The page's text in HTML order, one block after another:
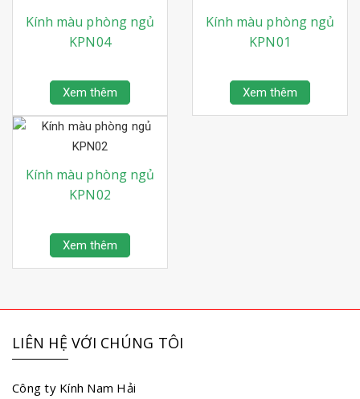
Kính màu phòng ngủ
KPN04
Xem thêm
Kính màu phòng ngủ
KPN01
Xem thêm
Kính màu phòng ngủ
KPN02
Xem thêm
LIÊN HỆ VỚI CHÚNG TÔI
Công ty Kính Nam Hải